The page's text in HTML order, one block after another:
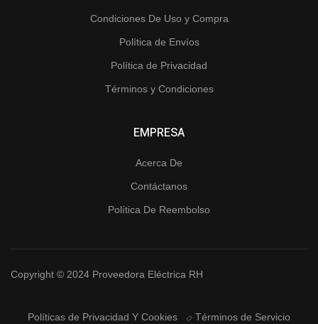
Condiciones De Uso y Compra
Política de Envíos
Política de Privacidad
Términos y Condiciones
EMPRESA
Acerca De
Contáctanos
Política De Reembolso
Copyright © 2024 Proveedora Eléctrica RH
Políticas de Privacidad Y Cookies Términos de Servicio